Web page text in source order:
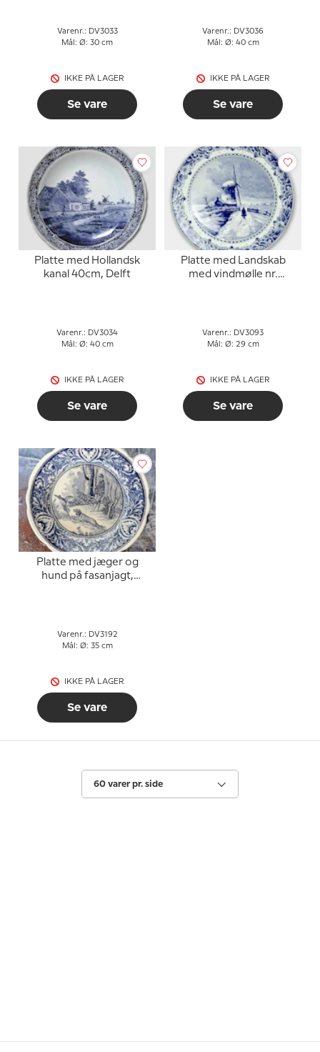
Varenr.: DV3033
Mål: Ø: 30 cm
IKKE PÅ LAGER
Se vare
Varenr.: DV3036
Mål: Ø: 40 cm
IKKE PÅ LAGER
Se vare
Platte med Hollandsk
kanal 40cm, Delft
Varenr.: DV3034
Mål: Ø: 40 cm
IKKE PÅ LAGER
Se vare
Platte med Landskab
med vindmølle nr.
Varenr.: DV3093
Mål: Ø: 29 cm
IKKE PÅ LAGER
Se vare
Platte med jæger og
hund på fasanjagt,
Varenr.: DV3192
Mål: Ø: 35 cm
IKKE PÅ LAGER
Se vare
60 varer pr. side